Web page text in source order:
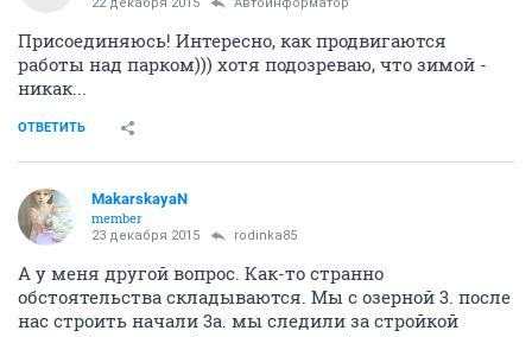
Присоединяюсь! Интересно, как продвигаются
работы над парком))) хотя подозреваю, что зимой -
никак...
ОТВЕТИТЬ
MakarskayaN
member
23 декабря 2015 rodinka85
А у меня другой вопрос. Как-то странно
обстоятельства складываются. Мы с озерной 3. после
нас строить начали 3а. мы следили за стройкой